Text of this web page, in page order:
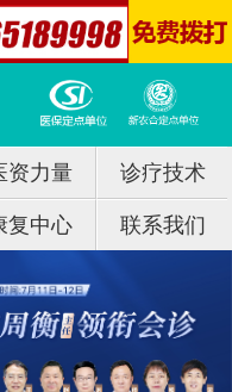
资力量 诊疗技术
复中心 联系我们